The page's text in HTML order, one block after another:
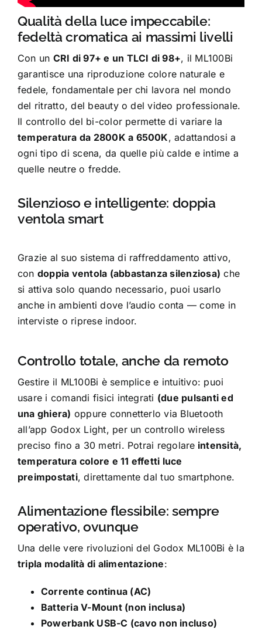
Qualità della luce impeccabile:
fedeltà cromatica ai massimi livelli
Con un CRI di 97+ e un TLCI di 98+, il ML100Bi
garantisce una riproduzione colore naturale e
fedele, fondamentale per chi lavora nel mondo
del ritratto, del beauty o del video professionale.
Il controllo del bi-color permette di variare la
temperatura da 2800K a 6500K, adattandosi a
ogni tipo di scena, da quelle più calde e intime a
quelle neutre o fredde.
Silenzioso e intelligente: doppia
ventola smart
Grazie al suo sistema di raffreddamento attivo,
con doppia ventola (abbastanza silenziosa) che
si attiva solo quando necessario, puoi usarlo
anche in ambienti dove l’audio conta — come in
interviste o riprese indoor.
Controllo totale, anche da remoto
Gestire il ML100Bi è semplice e intuitivo: puoi
usare i comandi fisici integrati (due pulsanti ed
una ghiera) oppure connetterlo via Bluetooth
all’app Godox Light, per un controllo wireless
preciso fino a 30 metri. Potrai regolare intensità,
temperatura colore e 11 effetti luce
preimpostati, direttamente dal tuo smartphone.
Alimentazione flessibile: sempre
operativo, ovunque
Una delle vere rivoluzioni del Godox ML100Bi è la
tripla modalità di alimentazione:
Corrente continua (AC)
Batteria V-Mount (non inclusa)
Powerbank USB-C (cavo non incluso)